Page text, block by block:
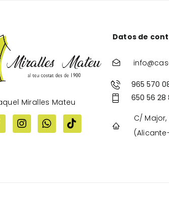
Miralles Mateu
Datos de
965 570
650 56 28
C/ Major,